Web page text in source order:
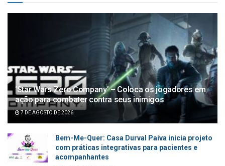
‘Star Wars Zero Company’ – Coloca os jogadores em
ação para combater contra seus inimigos
7 DE AGOSTO DE 2026
Bem-Me-Quer: Casa Durval Paiva inicia projeto
com práticas integrativas para pacientes e
acompanhantes